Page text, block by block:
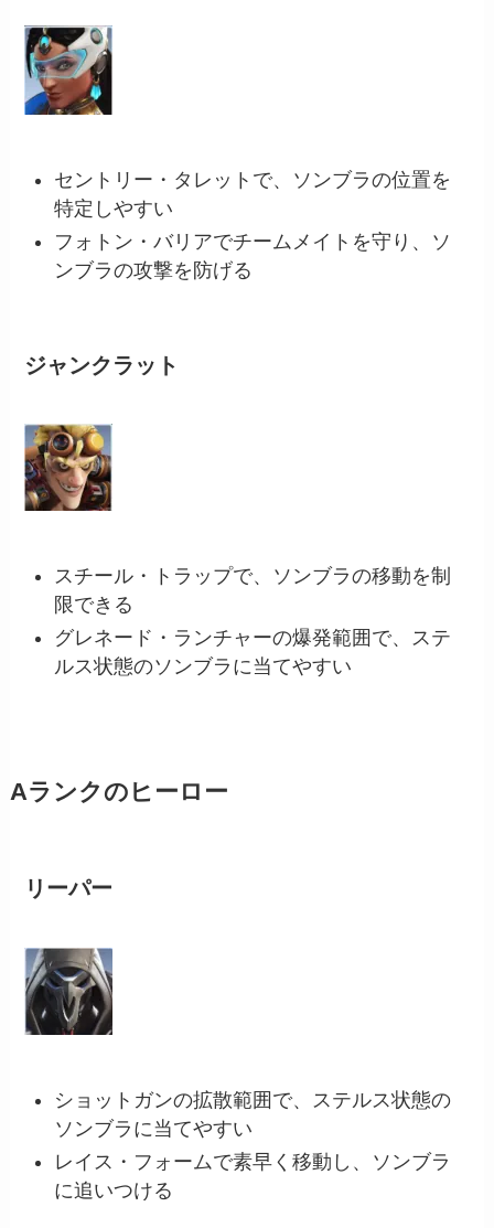
セントリー・タレットで、ソンブラの位置を
特定しやすい
フォトン・バリアでチームメイトを守り、ソ
ンブラの攻撃を防げる
ジャンクラット
スチール・トラップで、ソンブラの移動を制
限できる
グレネード・ランチャーの爆発範囲で、ステ
ルス状態のソンブラに当てやすい
Aランクのヒーロー
リーパー
ショットガンの拡散範囲で、ステルス状態の
ソンブラに当てやすい
レイス・フォームで素早く移動し、ソンブラ
に追いつける